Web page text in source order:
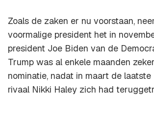
Zoals de zaken er nu voorstaan,
voormalige president het in
president Joe Biden van de
Trump was al enkele maanden
nominatie, nadat in maart de laatste
rivaal Nikki Haley zich had